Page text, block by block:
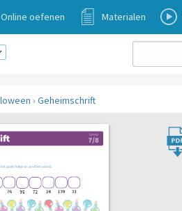
Online oefenen Materialen
› Geheimschrift